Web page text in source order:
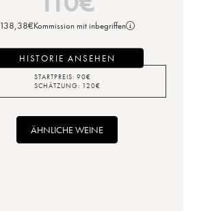
138,38€Kommission mit inbegriffen
HISTORIE ANSEHEN
STARTPREIS: 90€
SCHÄTZUNG: 120€
ÄHNLICHE WEINE